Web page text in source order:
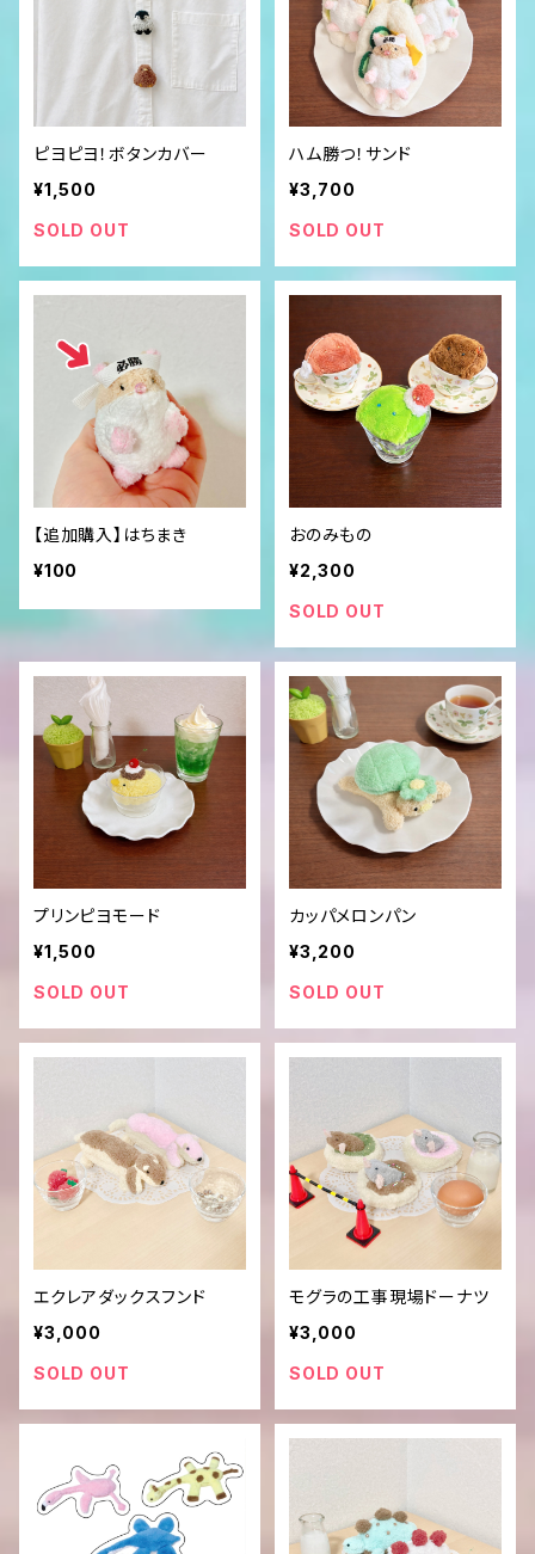
ピヨピヨ！ボタンカバー
¥1,500
SOLD OUT
ハム勝つ！サンド
¥3,700
SOLD OUT
【追加購入】はちまき
¥100
おのみもの
¥2,300
SOLD OUT
プリンピヨモード
¥1,500
SOLD OUT
カッパメロンパン
¥3,200
SOLD OUT
エクレアダックスフンド
¥3,000
SOLD OUT
モグラの工事現場ドーナツ
¥3,000
SOLD OUT